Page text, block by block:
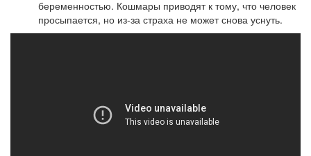
беременностью. Кошмары приводят к тому, что человек
просыпается, но из-за страха не может снова уснуть.